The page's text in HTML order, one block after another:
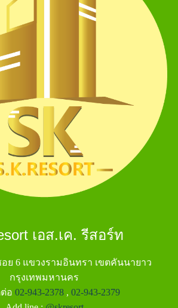
เอส.เค. รีสอร์ท
ย 6 แขวงรามอินทรา เขตคันนายาว
กรุงเทพมหานคร
อ 02-943-2378 , 02-943-2379